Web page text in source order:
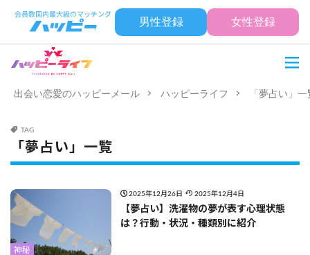
男性登録 女性登録
出会い恋愛のハッピーメール ハッピーライフ 「夢占い」一
TAG
「夢占い」一覧
神秘
2025年12月26日 2025年12月4日
【夢占い】洗濯物の夢が表す心理状態
は？行動・状況・種類別に紹介